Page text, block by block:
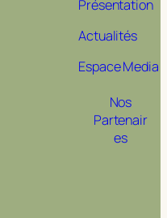
Présentation
Actualités
Espace Media
Nos
Partenair
es